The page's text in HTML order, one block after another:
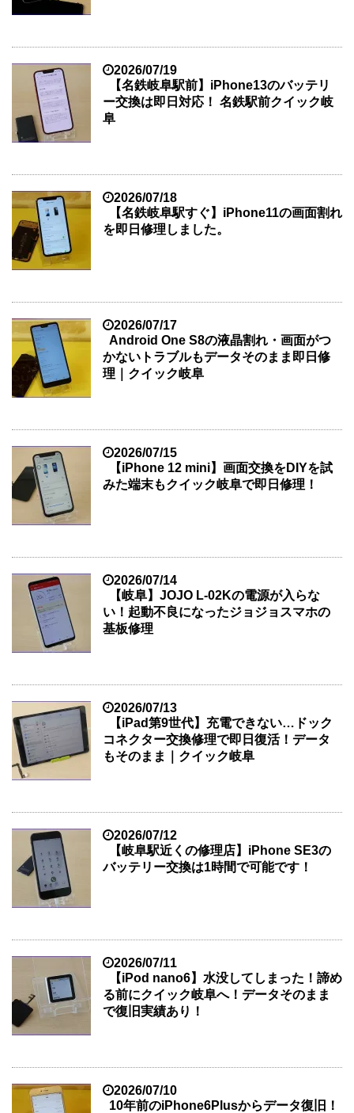
2026/07/19
【名鉄岐阜駅前】iPhone13のバッテリ
ー交換は即日対応！ 名鉄駅前クイック岐
阜
2026/07/18
【名鉄岐阜駅すぐ】iPhone11の画面割れ
を即日修理しました。
2026/07/17
Android One S8の液晶割れ・画面がつ
かないトラブルもデータそのまま即日修
理｜クイック岐阜
2026/07/15
【iPhone 12 mini】画面交換をDIYを試
みた端末もクイック岐阜で即日修理！
2026/07/14
【岐阜】JOJO L-02Kの電源が入らな
い！起動不良になったジョジョスマホの
基板修理
2026/07/13
【iPad第9世代】充電できない…ドック
コネクター交換修理で即日復活！データ
もそのまま｜クイック岐阜
2026/07/12
【岐阜駅近くの修理店】iPhone SE3の
バッテリー交換は1時間で可能です！
2026/07/11
【iPod nano6】水没してしまった！諦め
る前にクイック岐阜へ！データそのまま
で復旧実績あり！
2026/07/10
10年前のiPhone6Plusからデータ復旧！